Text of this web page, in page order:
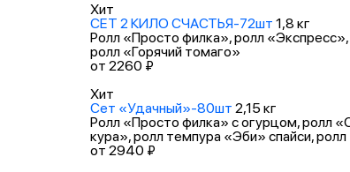
Хит
СЕТ 2 КИЛО СЧАСТЬЯ-72шт 1,8 кг
Ролл «Просто филка», ролл
ролл «Горячий томаго»
от 2260 ₽
Хит
Сет «Удачный»-80шт 2,15 кг
Ролл «Просто филка» с огурцом, ролл
кура», ролл темпура «Эби» спайси,
от 2940 ₽